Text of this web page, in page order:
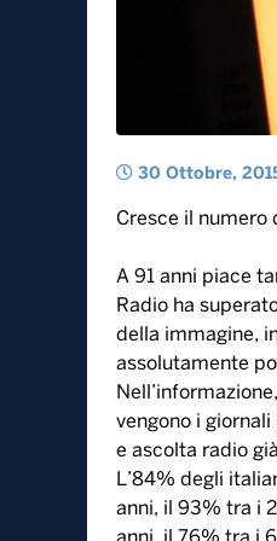
30 Ottobre,
Cresce il numero
A 91 anni piace
Radio ha
della immagine,
assolutamente
vengono i
e ascolta radio
L’84% degli
anni, il 93% tra i